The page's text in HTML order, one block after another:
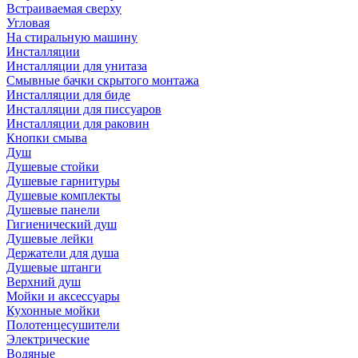
Встраиваемая сверху
Угловая
На стиральную машину
Инсталляции
Инсталляции для унитаза
Смывные бачки скрытого монтажа
Инсталляции для биде
Инсталляции для писсуаров
Инсталляции для раковин
Кнопки смыва
Душ
Душевые стойки
Душевые гарнитуры
Душевые комплекты
Душевые панели
Гигиенический душ
Душевые лейки
Держатели для душа
Душевые штанги
Верхний душ
Мойки и аксессуары
Кухонные мойки
Полотенцесушители
Электрические
Водяные